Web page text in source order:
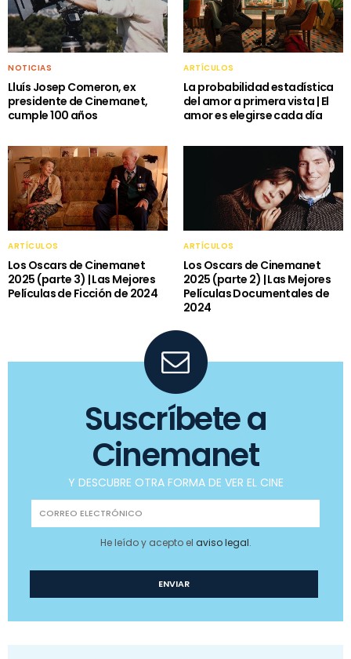
NOTICIAS
Lluís Josep Comeron, ex
presidente de Cinemanet,
cumple 100 años
ARTÍCULOS
La probabilidad estadística
del amor a primera vista | El
amor es elegirse cada día
ARTÍCULOS
Los Oscars de Cinemanet
2025 (parte 3) | Las Mejores
Películas de Ficción de 2024
ARTÍCULOS
Los Oscars de Cinemanet
2025 (parte 2) | Las Mejores
Películas Documentales de
2024
Suscríbete a
Cinemanet
Y DESCUBRE OTRA FORMA DE VER EL CINE
He leído y acepto el aviso legal.